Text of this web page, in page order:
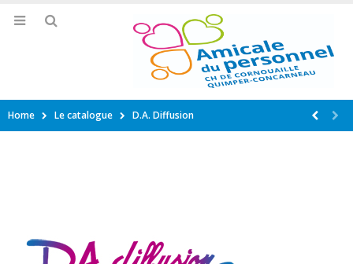
Home Le catalogue D.A. Diffusion